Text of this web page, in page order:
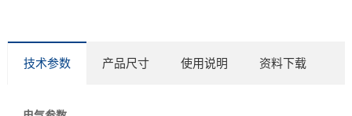
技术参数 产品尺寸 使用说明 资料下载